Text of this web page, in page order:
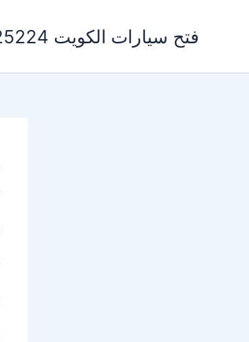
فتح سيارات الكويت 50525224